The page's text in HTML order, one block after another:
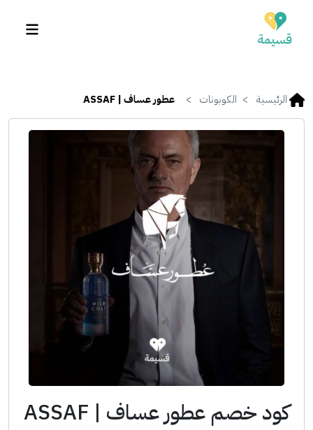
الرئيسية الكوبونات عطور عساف | ASSAF
كود خصم عطور عساف | ASSAF